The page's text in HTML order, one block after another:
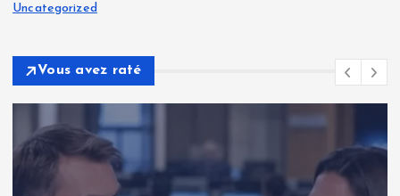
Uncategorized
Vous avez raté